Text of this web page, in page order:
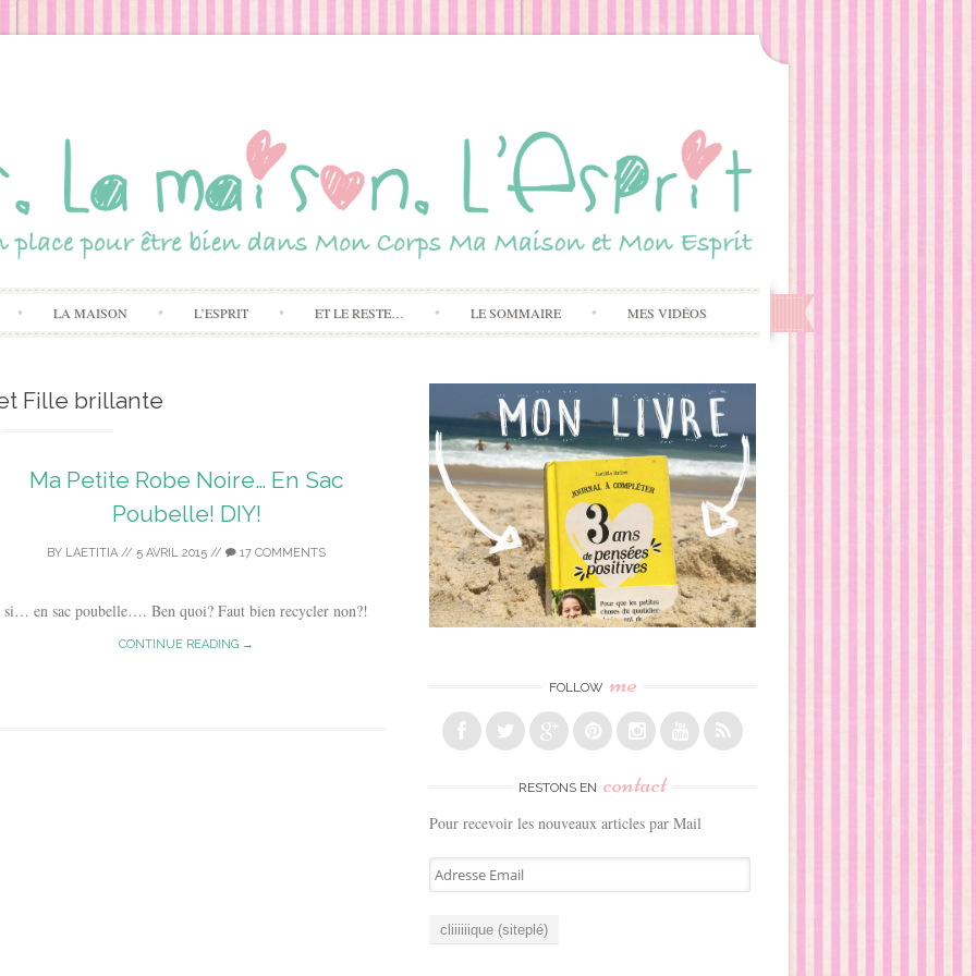
LA MAISON L’ESPRIT ET LE RESTE… LE SOMMAIRE MES VIDÉOS
Fille brillante
Ma Petite Robe Noire… En Sac
Poubelle! DIY!
BY LAETITIA // 5 AVRIL 2015 // 17 COMMENTS
si… en sac poubelle…. Ben quoi? Faut bien recycler non?!
CONTINUE READING →
FOLLOW me
RESTONS EN contact
Pour recevoir les nouveaux articles par Mail
A
d